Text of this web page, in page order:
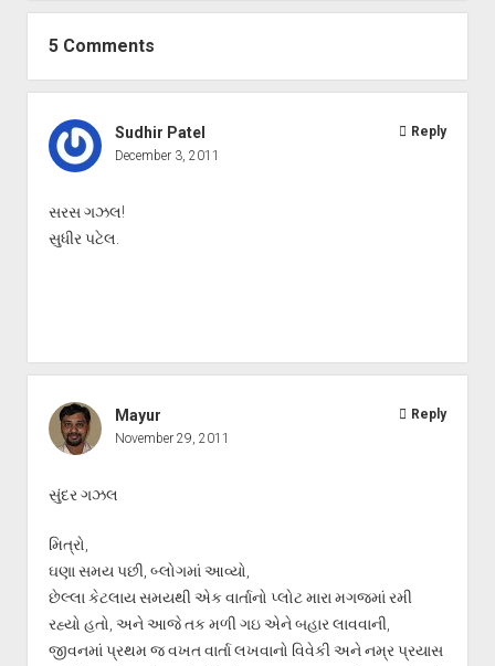
5 Comments
Sudhir Patel
December 3, 2011
સરસ ગઝલ!
સુધીર પટેલ.
Reply
Mayur
November 29, 2011
સુંદર ગઝલ
મિત્રો,
ઘણા સમય પછી, બ્લોગમાં આવ્યો,
છેલ્લા કેટલાય સમયથી એક વાર્તાનો પ્લોટ મારા મગજમાં રમી
રહ્યો હતો, અને આજે તક મળી ગઇ એને બહાર લાવવાની,
જીવનમાં પ્રથમ જ વખત વાર્તા લખવાનો વિવેકી અને નમ્ર પ્રયાસ
Reply